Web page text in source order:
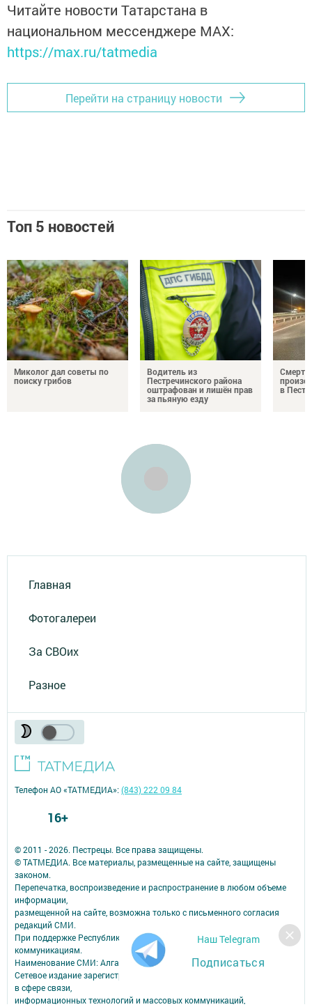
Читайте новости Татарстана в
национальном мессенджере MАХ:
https://max.ru/tatmedia
Перейти на страницу новости
Топ 5 новостей
Миколог дал советы по
поиску грибов
Водитель из
Пестречинского района
оштрафован и лишён прав
за пьяную езду
в
Главная
Фотогалереи
За СВОих
Разное
Наш Telegram
Подписаться
© 2011 - 2026. Пестрецы. Все права защищены.
© ТАТМЕДИА. Все материалы, размещенные на сайте, защищены
законом.
Перепечатка, воспроизведение и распространение в любом объеме
информации,
размещенной на сайте, возможна только с письменного согласия
редакций СМИ.
При поддержке Республиканского агентства по печати и массовым
коммуникациям.
Наименование СМИ: Алга (Вперед)
Сетевое издание зарегистрировано Федеральной службой по надзору
в сфере связи,
информационных технологий и массовых коммуникаций,
Телефон АО «ТАТМЕДИА»:(843) 222 09 84
16+